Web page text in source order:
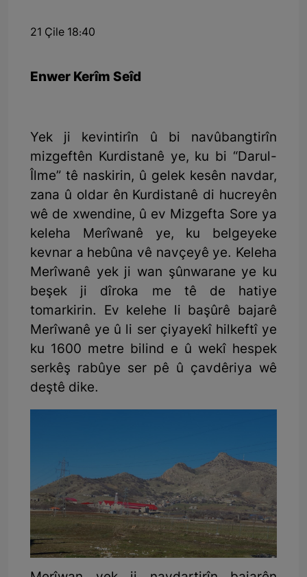
21 Çile 18:40
Enwer Kerîm Seîd
Yek ji kevintirîn û bi navûbangtirîn
mizgeftên Kurdistanê ye, ku bi “Darul-
Îlme” tê naskirin, û gelek kesên navdar,
zana û oldar ên Kurdistanê di hucreyên
wê de xwendine, û ev Mizgefta Sore ya
keleha Merîwanê ye, ku belgeyeke
kevnar a hebûna vê navçeyê ye. Keleha
Merîwanê yek ji wan şûnwarane ye ku
beşek ji dîroka me tê de hatiye
tomarkirin. Ev kelehe li başûrê bajarê
Merîwanê ye û li ser çiyayekî hilkeftî ye
ku 1600 metre bilind e û wekî hespek
serkêş rabûye ser pê û çavdêriya wê
deştê dike.